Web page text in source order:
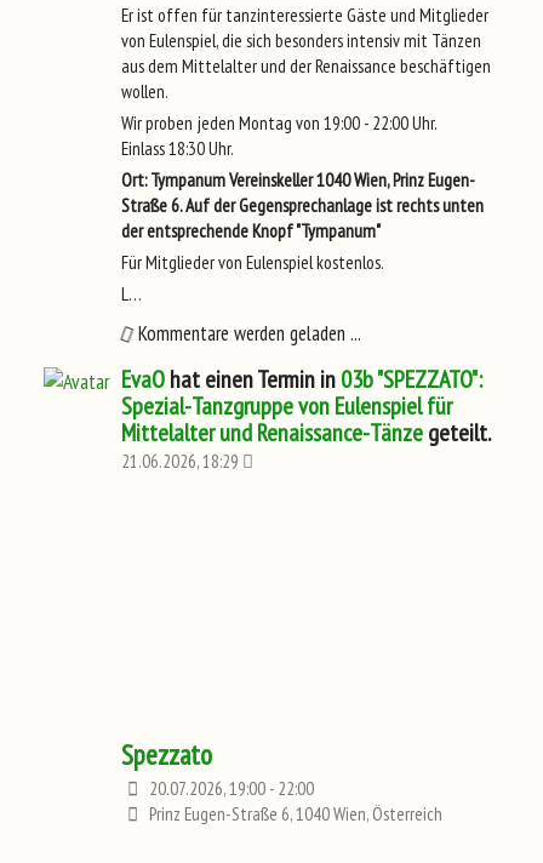
Er ist offen für tanzinteressierte Gäste und Mitglieder
von Eulenspiel, die sich besonders intensiv mit Tänzen
aus dem Mittelalter und der Renaissance beschäftigen
wollen.
Wir proben jeden Montag von 19:00 - 22:00 Uhr.
Einlass 18:30 Uhr.
Ort: Tympanum Vereinskeller 1040 Wien, Prinz Eugen-
Straße 6. Auf der Gegensprechanlage ist rechts unten
der entsprechende Knopf "Tympanum"
Für Mitglieder von Eulenspiel kostenlos.
L…
Kommentare werden geladen ...
EvaOhat einen Termin in03b "SPEZZATO":
Spezial-Tanzgruppe von Eulenspiel für
Mittelalter und Renaissance-Tänzegeteilt.
21.06.2026, 18:29
Spezzato
20.07.2026, 19:00 - 22:00
Prinz Eugen-Straße 6, 1040 Wien, Österreich